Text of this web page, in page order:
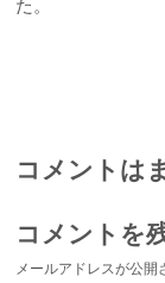
コメントは
コメントを
メールアドレスが公開